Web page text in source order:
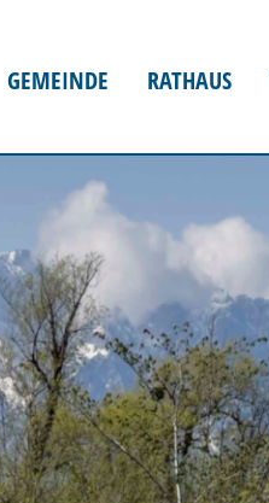
GEMEINDE RATHAUS